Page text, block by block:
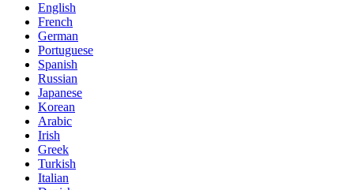
English
French
German
Portuguese
Spanish
Russian
Japanese
Korean
Arabic
Irish
Greek
Turkish
Italian